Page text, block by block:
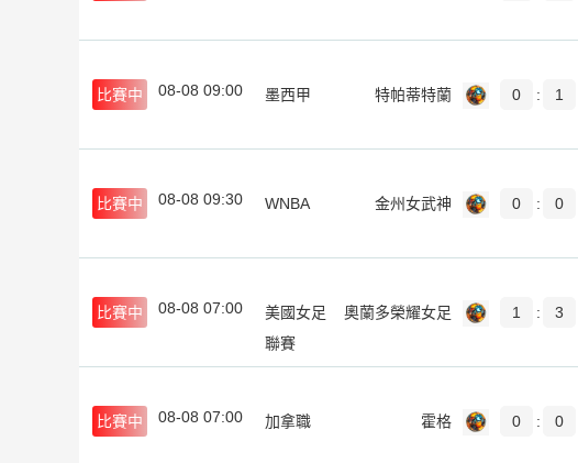
比賽中 08-08 09:00 墨西甲 特帕蒂特蘭 0 : 1
比賽中 08-08 09:30 WNBA 金州女武神 0 : 0
比賽中 08-08 07:00
美國女足
聯賽
奧蘭多榮耀女足 1 : 3
比賽中 08-08 07:00 加拿職 霍格 0 : 0